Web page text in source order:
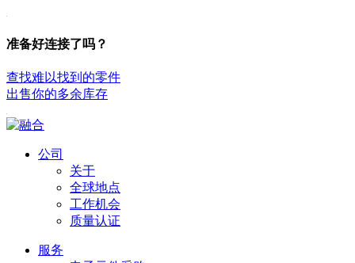
准备好连接了吗？
查找难以找到的零件
出售你的多余库存
公司
关于
全球地点
工作机会
质量认证
服务